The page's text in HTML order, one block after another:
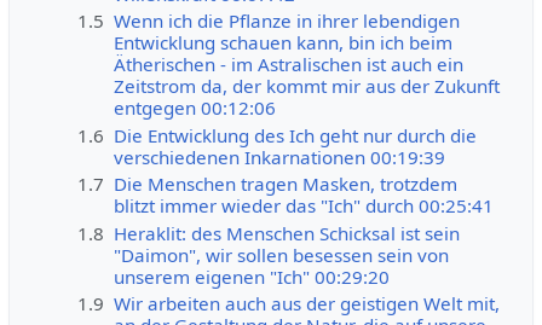
1.5 Wenn ich die Pflanze in ihrer lebendigen
Entwicklung schauen kann, bin ich beim
Ätherischen - im Astralischen ist auch ein
Zeitstrom da, der kommt mir aus der Zukunft
entgegen 00:12:06
1.6 Die Entwicklung des Ich geht nur durch die
verschiedenen Inkarnationen 00:19:39
1.7 Die Menschen tragen Masken, trotzdem
blitzt immer wieder das "Ich" durch 00:25:41
1.8 Heraklit: des Menschen Schicksal ist sein
"Daimon", wir sollen besessen sein von
unserem eigenen "Ich" 00:29:20
1.9 Wir arbeiten auch aus der geistigen Welt mit,